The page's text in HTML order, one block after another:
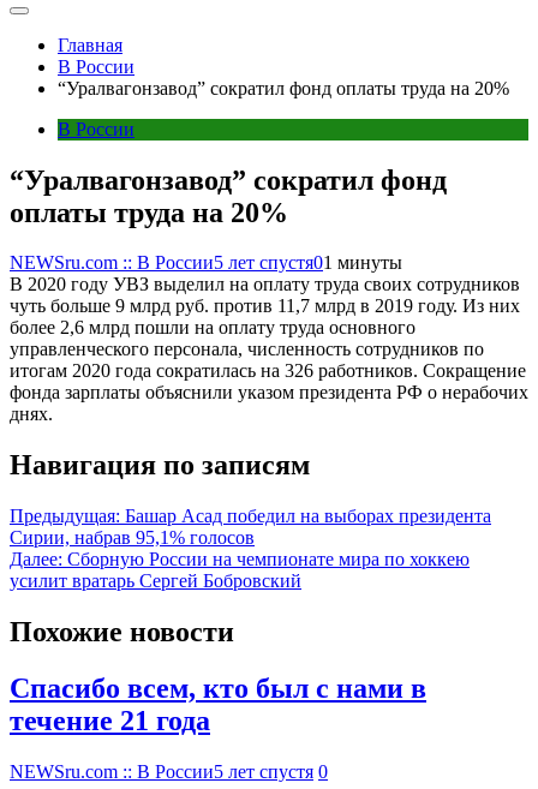
Главная
В России
“Уралвагонзавод” сократил фонд оплаты труда на 20%
В России
“Уралвагонзавод” сократил фонд
оплаты труда на 20%
NEWSru.com :: В России5 лет спустя01 минуты
В 2020 году УВЗ выделил на оплату труда своих сотрудников
чуть больше 9 млрд руб. против 11,7 млрд в 2019 году. Из них
более 2,6 млрд пошли на оплату труда основного
управленческого персонала, численность сотрудников по
итогам 2020 года сократилась на 326 работников. Сокращение
фонда зарплаты объяснили указом президента РФ о нерабочих
днях.
Навигация по записям
Предыдущая: Башар Асад победил на выборах президента
Сирии, набрав 95,1% голосов
Далее: Сборную России на чемпионате мира по хоккею
усилит вратарь Сергей Бобровский
Похожие новости
Спасибо всем, кто был с нами в
течение 21 года
NEWSru.com :: В России5 лет спустя 0